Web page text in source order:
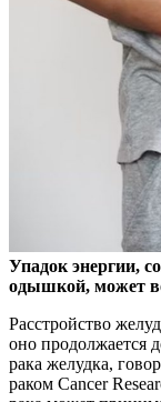
Упадок энергии,
одышкой, может
Расстройство
оно продолжается
рака желудка,
раком Cancer